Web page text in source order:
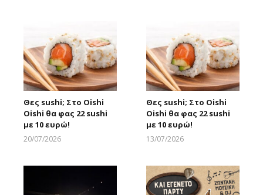
Θες sushi; Στο Oishi
Oishi θα φας 22 sushi
με 10 ευρώ!
20/07/2026
Θες sushi; Στο Oishi
Oishi θα φας 22 sushi
με 10 ευρώ!
13/07/2026